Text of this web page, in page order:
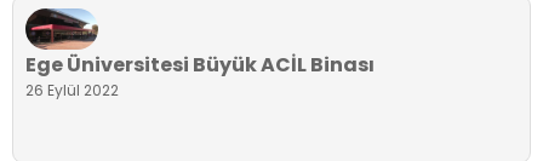
Ege Üniversitesi Büyük ACİL Binası
26 Eylül 2022